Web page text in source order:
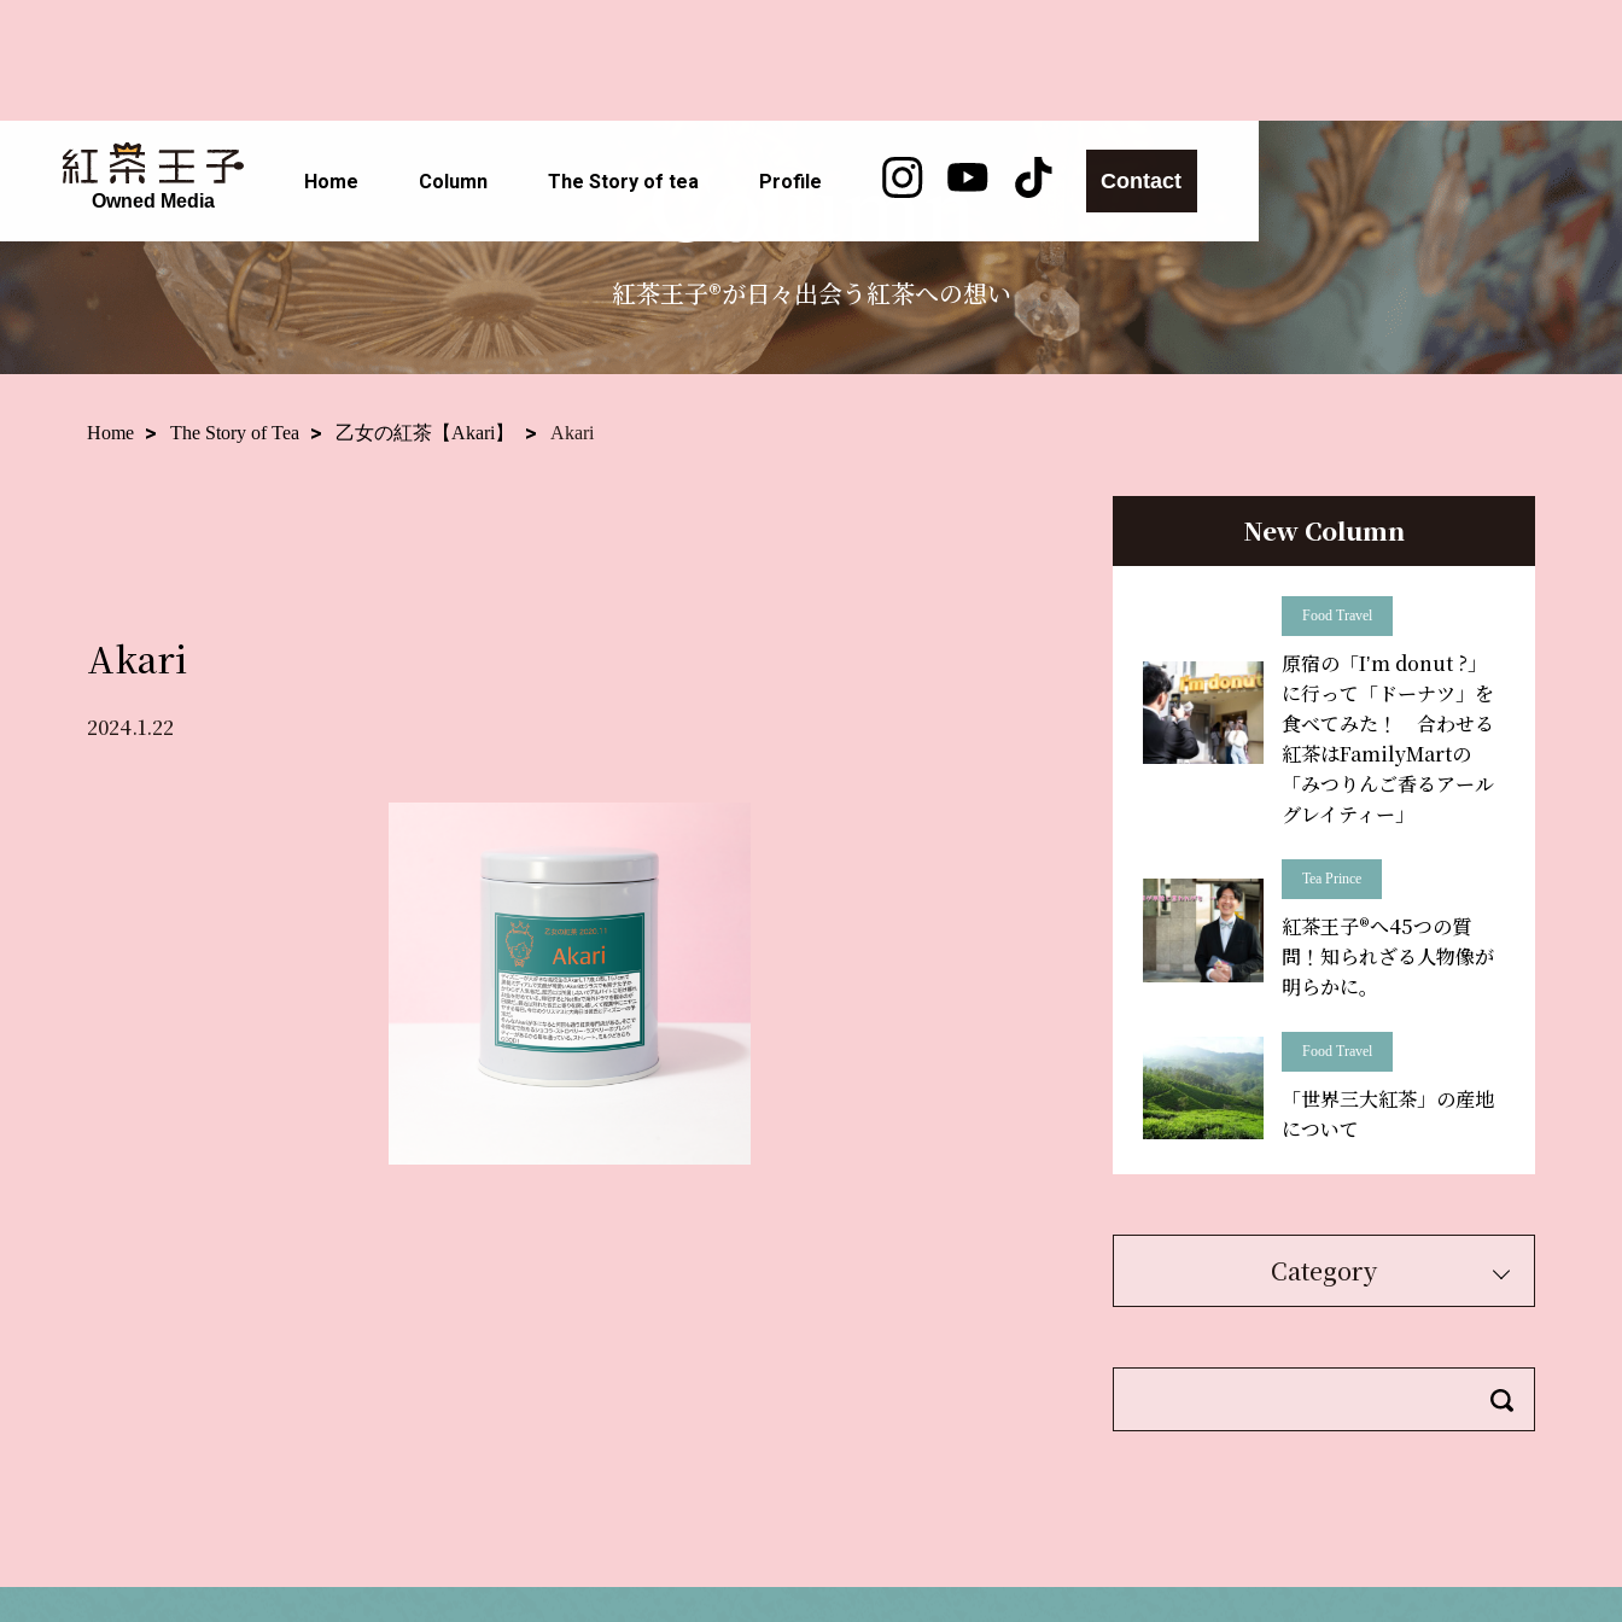
Owned Media
Home Column The Story of tea Profile Contact
Column
紅茶王子®が日々出会う紅茶への想い
Home The Story of Tea 乙女の紅茶【Akari】 Akari
Akari
2024.1.22
New Column
Food Travel
原宿の「Iʼm donut ?」
に行って「ドーナツ」を
食べてみた！ 合わせる
紅茶はFamilyMartの
「みつりんご香るアール
グレイティー」
Tea Prince
紅茶王子®へ45つの質
問！知られざる人物像が
明らかに。
Food Travel
「世界三大紅茶」の産地
について
Category